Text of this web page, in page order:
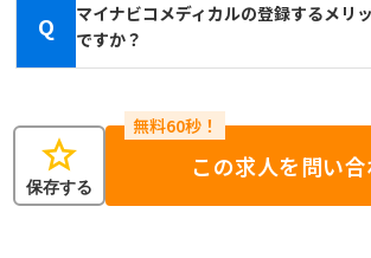
Q
マイナビコメディカルの登録するメリ
ですか？
star
保存する
この求人を問い